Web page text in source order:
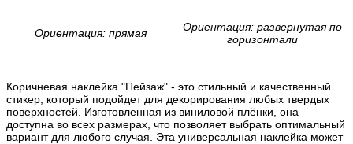
Ориентация: прямая
Ориентация: развернутая по
горизонтали
Коричневая наклейка "Пейзаж" - это стильный и качественный
стикер, который подойдет для декорирования любых твердых
поверхностей. Изготовленная из виниловой плёнки, она
доступна во всех размерах, что позволяет выбрать оптимальный
вариант для любого случая. Эта универсальная наклейка может